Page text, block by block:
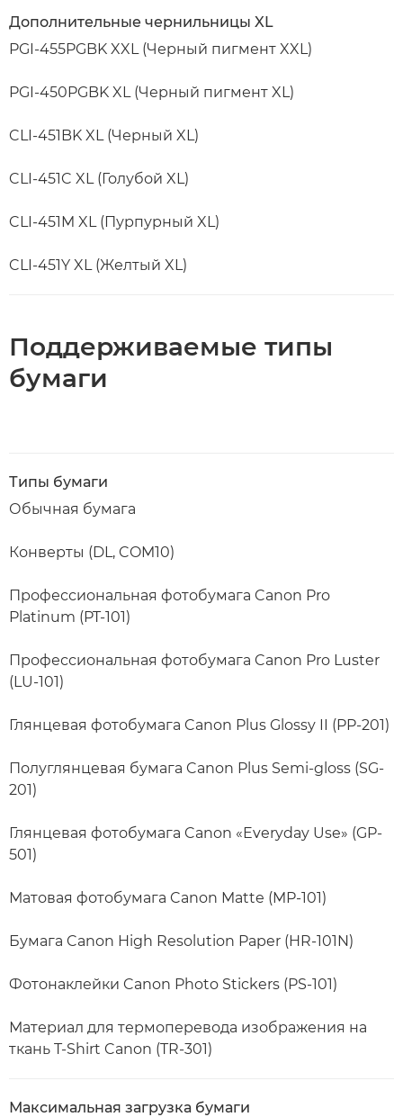
Дополнительные чернильницы XL
PGI-455PGBK XXL (Черный пигмент XXL)
PGI-450PGBK XL (Черный пигмент XL)
CLI-451BK XL (Черный XL)
CLI-451C XL (Голубой XL)
CLI-451M XL (Пурпурный XL)
CLI-451Y XL (Желтый XL)
Поддерживаемые типы
бумаги
Типы бумаги
Обычная бумага
Конверты (DL, COM10)
Профессиональная фотобумага Canon Pro
Platinum (PT-101)
Профессиональная фотобумага Canon Pro Luster
(LU-101)
Глянцевая фотобумага Canon Plus Glossy II (PP-201)
Полуглянцевая бумага Canon Plus Semi-gloss (SG-
201)
Глянцевая фотобумага Canon «Everyday Use» (GP-
501)
Матовая фотобумага Canon Matte (MP-101)
Бумага Canon High Resolution Paper (HR-101N)
Фотонаклейки Canon Photo Stickers (PS-101)
Материал для термоперевода изображения на
ткань T-Shirt Canon (TR-301)
Максимальная загрузка бумаги